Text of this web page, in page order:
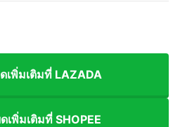
เพิ่มเติมที่ LAZADA
เพิ่มเติมที่ SHOPEE